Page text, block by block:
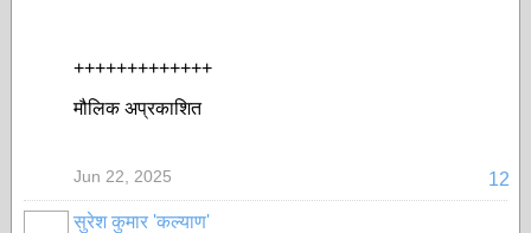
+++++++++++++
मौलिक अप्रकाशित
12
Jun 22, 2025
सुरेश कुमार 'कल्याण'